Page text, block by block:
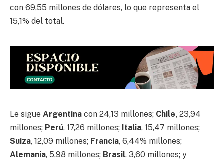
con 69,55 millones de dólares, lo que representa el
15,1% del total.
Le sigue Argentina con 24,13 millones; Chile, 23,94
millones; Perú, 17,26 millones; Italia, 15,47 millones;
Suiza, 12,09 millones; Francia, 6,44% millones;
Alemania, 5,98 millones; Brasil, 3,60 millones; y